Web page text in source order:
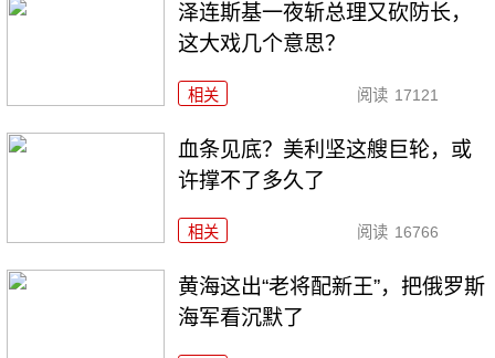
泽连斯基一夜斩总理又砍防长，
这大戏几个意思？
相关 阅读 17121
血条见底？美利坚这艘巨轮，或
许撑不了多久了
相关 阅读 16766
黄海这出“老将配新王”，把俄罗斯
海军看沉默了